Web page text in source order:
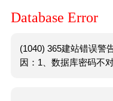
Database Error
(1040) 365建站错误警
因：1、数据库密码不